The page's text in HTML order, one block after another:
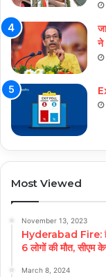
ने
Most Viewed
November 13, 2023
Hyderabad Fire:
6 लोगों की मौत, सीएम
March 8, 2024